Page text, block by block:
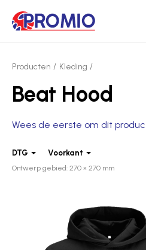
Producten Kleding
Beat Hood
Wees de eerste om dit
DTG Voorkant
Ontwerp gebied: 270 × 270 mm